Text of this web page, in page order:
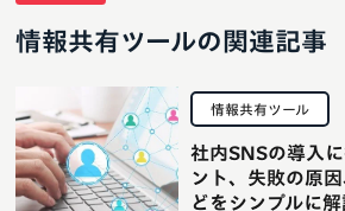
情報共有ツールの関連記事
情報共有ツール
社内SNSの導入
ント、失敗の原
どをシンプルに解